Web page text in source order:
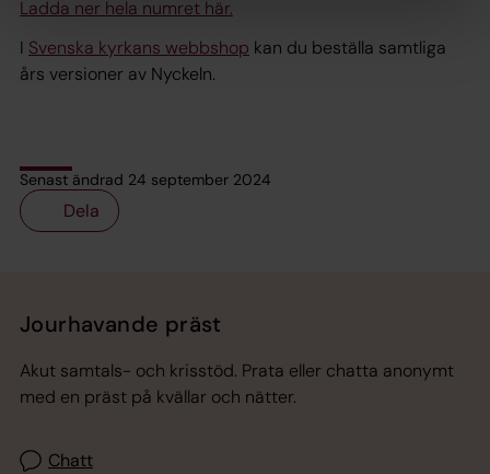
Ladda ner hela numret här.
I Svenska kyrkans webbshop kan du beställa samtliga
års versioner av Nyckeln.
Senast ändrad 24 september 2024
Dela
Jourhavande präst
Akut samtals- och krisstöd. Prata eller chatta anonymt
med en präst på kvällar och nätter.
Chatt